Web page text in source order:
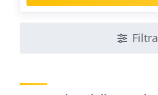
Filtra